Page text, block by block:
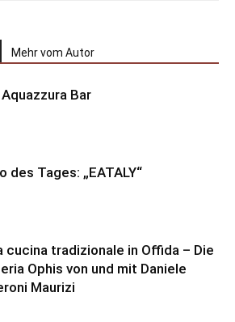
Mehr vom Autor
Bar
des Tages: „EATALY“
cucina tradizionale in Offida – Die
Ophis von und mit Daniele
Maurizi